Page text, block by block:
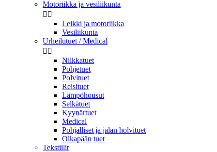
Motoriikka ja vesiliikunta
 
Leikki ja motoriikka
Vesiliikunta
Urheilutuet / Medical
 
Nilkkatuet
Pohjetuet
Polvituet
Reisituet
Lämpöhousut
Selkätuet
Kyynärtuet
Medical
Pohjalliset ja jalan holvituet
Olkapään tuet
Tekstiilit